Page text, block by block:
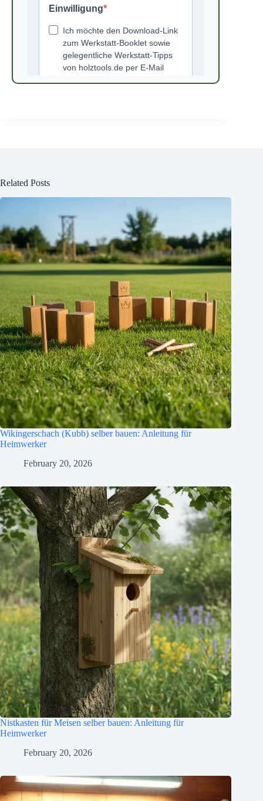
Related Posts
Wikingerschach (Kubb) selber bauen: Anleitung für
Heimwerker
February 20, 2026
Nistkasten für Meisen selber bauen: Anleitung für
Heimwerker
February 20, 2026